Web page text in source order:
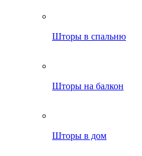
Шторы в спальню
Шторы на балкон
Шторы в дом